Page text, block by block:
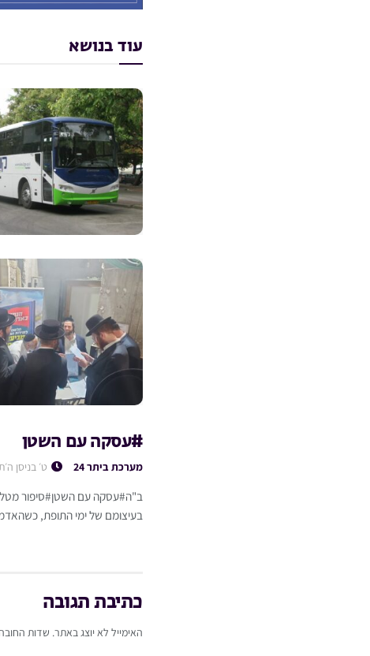
עוד בנושא
#עסקה עם השטן
מערכת ביתר 24 ט׳ בניסן
ב"ה#עסקה עם השטן#סיפור
בעיצומם של ימי התופת,
כתיבת תגובה
האימייל לא יוצג באתר. שדות